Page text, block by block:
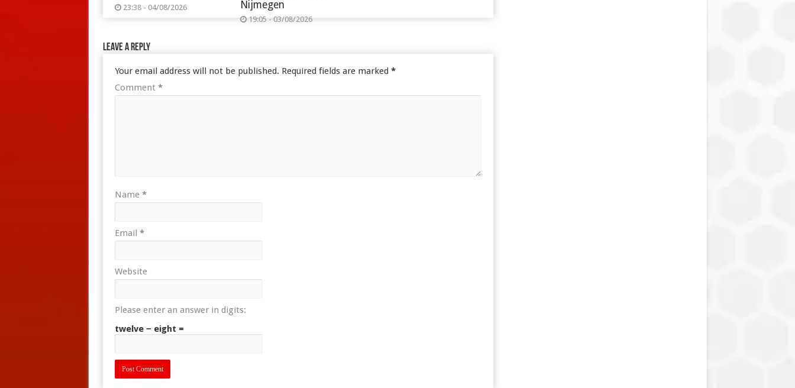
23:38 - 04/08/2026
Nijmegen
19:05 - 03/08/2026
Leave a Reply
Your email address will not be published. Required fields are marked *
Comment *
Name *
Email *
Website
Please enter an answer in digits:
twelve − eight =